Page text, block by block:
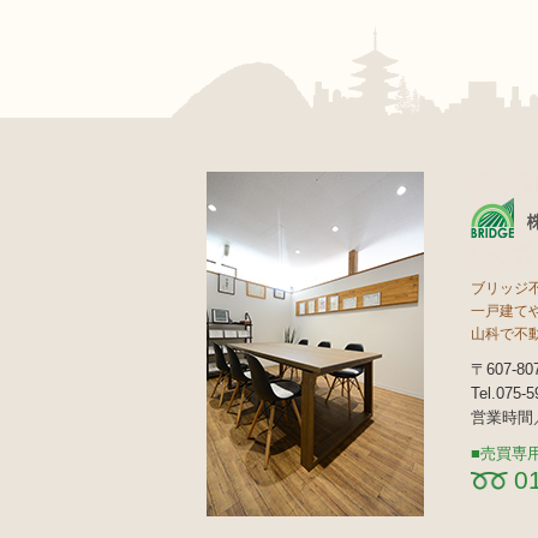
ブリッジ
一戸建て
山科で不
〒607-
Tel.075-
営業時間
売買専